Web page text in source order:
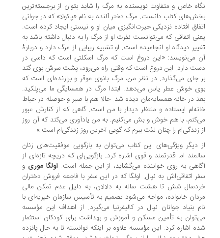
خاص و متفاوت نویسنده به مرگ را شاید بتوان از برجسته‌ترین
کتاب دانست. مرگ دختر آلنده به نام «پائولا» که در جوانی
افتاده نزدیکی حیرت‌انگیزی میان او و نیستی ایجاد کرده است.
اتفاقی که می‌توانست نفرت او از مرگ را به دنبال داشته باشد به
دیدگاه او انجامیده است. او تشبیه زیبایی از مرگ دارد و دربارۀ
می‌نویسد: «این دروغ است که مرگ اسکلتی است که داسی در
دارد. این دروغ است که وقتی راه می‌رود، پشت سرش بوی گند
جای می‌گذارد. در نظر من، مرگ بانوی موقر و برازنده‌ای است که
خوش عطر یاس می‌دهد. ابتدا مرگ در همسایگی ما می‌پلکید.
در خانه همسایه‌مان دیده شد. حالا هم با صبر و حوصله در حیاط
ایستاده و منتظر دیدار با من است. گاهی که از کنارش عبور
با هم خوش‌ و بش می‌کنیم. به من یادآوری می‌کند که آن روز
زندگی‌ام را چنان لذت ببرم که گویی آخرین روز زندگی‌ام است.»
دیگر ویژگی‌های این کتاب می‌توان به بازگویی موفقیت‌های زنان
اما قدرتمند و قوی‌ اشاره کرد. بازگویی‌ای که دریچه تازه‌ای از
به روی خواننده می‌گشاید، از این جمله است. اولگا موریو
اتفاقی‌اش به نپال. اولگا که در این سفر با فاجعه فروش دختران
شش تا هشت ساله به دلالان، به دلیل عدم تمکن مالی
خانواده، مواجه می‌شود تصمیم به تأسیس سازمان خیریه‌ای با
بنیاد جوانان نپال در کالیفرنیا می‌گیرد. از اهداف این مؤسسه
به تأمین مسکن و آموزش و بهداشت برای کودکان استثمار
اشاره کرد. این مؤسسه علاوه بر اینکه توانسته تا به حال پانزده